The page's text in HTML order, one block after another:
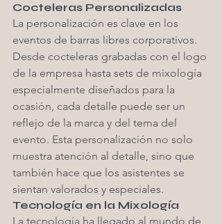
Cocteleras Personalizadas
La personalización es clave en los
eventos de barras libres corporativos.
Desde cocteleras grabadas con el logo
de la empresa hasta sets de mixología
especialmente diseñados para la
ocasión, cada detalle puede ser un
reflejo de la marca y del tema del
evento. Esta personalización no solo
muestra atención al detalle, sino que
también hace que los asistentes se
sientan valorados y especiales.
Tecnología en la Mixología
La tecnología ha llegado al mundo de